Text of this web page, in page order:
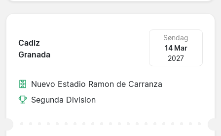
Cadiz
Granada
Søndag
14 Mar
2027
Nuevo Estadio Ramon de Carranza
Segunda Division